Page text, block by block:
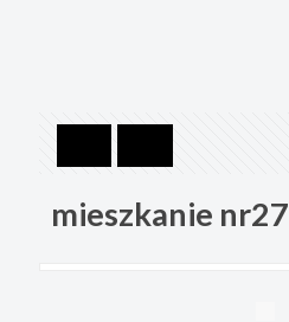
mieszkanie nr27